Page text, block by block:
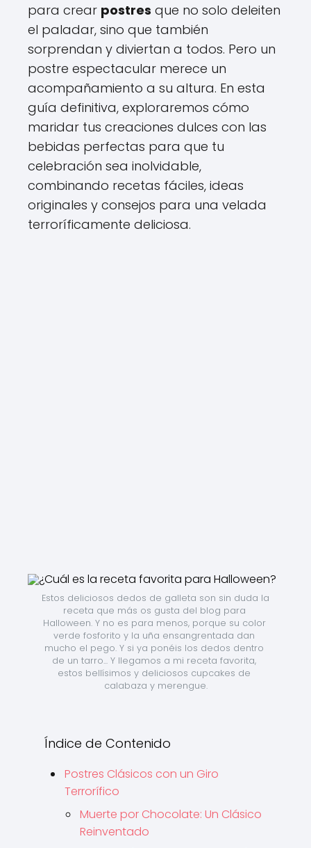
para crear postres que no solo deleiten
el paladar, sino que también
sorprendan y diviertan a todos. Pero un
postre espectacular merece un
acompañamiento a su altura. En esta
guía definitiva, exploraremos cómo
maridar tus creaciones dulces con las
bebidas perfectas para que tu
celebración sea inolvidable,
combinando recetas fáciles, ideas
originales y consejos para una velada
terroríficamente deliciosa.
Estos deliciosos dedos de galleta son sin duda la
receta que más os gusta del blog para
Halloween. Y no es para menos, porque su color
verde fosforito y la uña ensangrentada dan
mucho el pego. Y si ya ponéis los dedos dentro
de un tarro... Y llegamos a mi receta favorita,
estos bellísimos y deliciosos cupcakes de
calabaza y merengue.
Índice de Contenido
Postres Clásicos con un Giro
Terrorífico
Muerte por Chocolate: Un Clásico
Reinventado